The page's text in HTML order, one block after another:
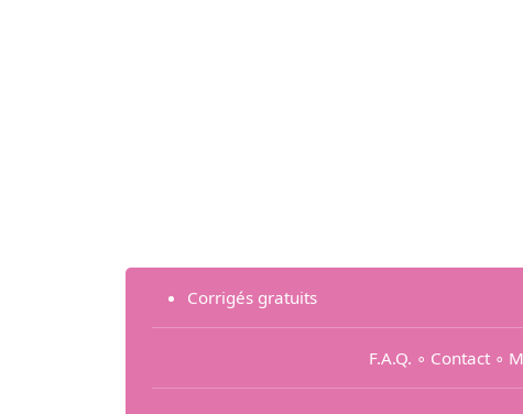
Corrigés gratuits
F.A.Q. ∘ Contact∘